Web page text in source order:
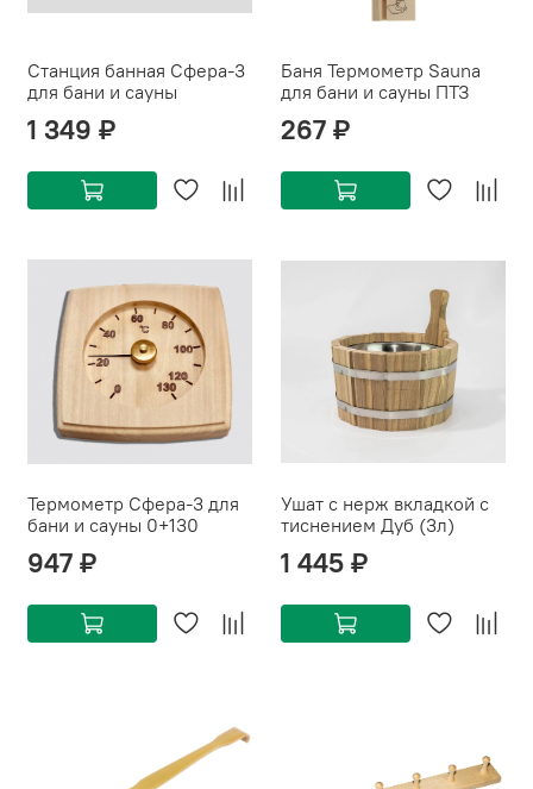
Станция банная Сфера-3
для бани и сауны
1 349 ₽
Баня Термометр Sauna
для бани и сауны ПТЗ
267 ₽
Термометр Сфера-3 для
бани и сауны 0+130
947 ₽
Ушат с нерж вкладкой с
тиснением Дуб (3л)
1 445 ₽